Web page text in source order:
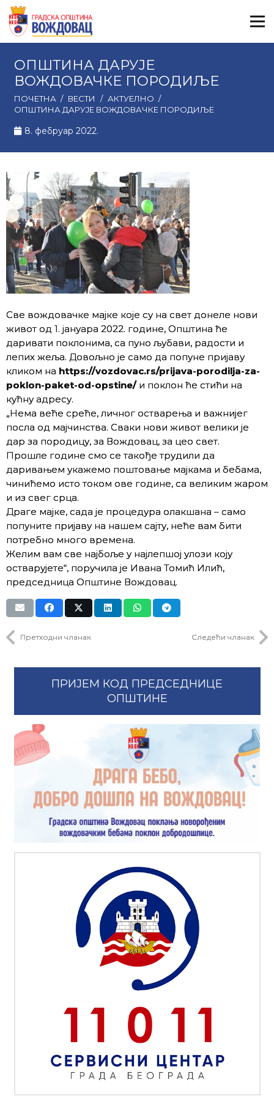
ОПШТИНА ДАРУЈЕ
ВОЖДОВАЧКЕ ПОРОДИЉЕ
ПОЧЕТНА / ВЕСТИ / АКТУЕЛНО /
ОПШТИНА ДАРУЈЕ ВОЖДОВАЧКЕ ПОРОДИЉЕ
8. фебруар 2022.
Све вождовачке мајке које су на свет донеле нови
живот од 1. јануара 2022. године, Општина ће
даривати поклонима, са пуно љубави, радости и
лепих жеља. Довољно је само да попуне пријаву
кликом на https://vozdovac.rs/prijava-porodilja-za-
poklon-paket-od-opstine/и поклон ће стићи на
кућну адресу.
„Нема веће среће, личног остварења и важнијег
посла од мајчинства. Сваки нови живот велики је
дар за породицу, за Вождовац, за цео свет.
Прошле године смо се такође трудили да
даривањем укажемо поштовање мајкама и бебама,
чинићемо исто током ове године, са великим жаром
и из свег срца.
Драге мајке, сада је процедура олакшана – само
попуните пријаву на нашем сајту, неће вам бити
потребно много времена.
Желим вам све најбоље у најлепшој улози коју
остварујете“, поручила је Ивана Томић Илић,
председница Општине Вождовац.
Претходни чланак Следећи чланак
ПРИЈЕМ КОД ПРЕДСЕДНИЦЕ
ОПШТИНЕ